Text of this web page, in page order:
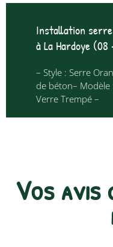
Installation
à La Hardoye
– Style : Serre
de béton– Modèle
Verre Trempé –
Vos avis